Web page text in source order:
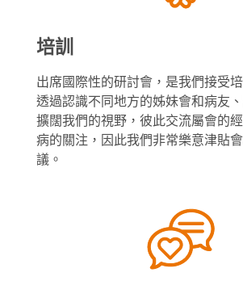
培訓
出席國際性的研討會，是我們接受
透過認識不同地方的姊妹會和病友
擴闊我們的視野，彼此交流屬會的
病的關注，因此我們非常樂意津貼
議。